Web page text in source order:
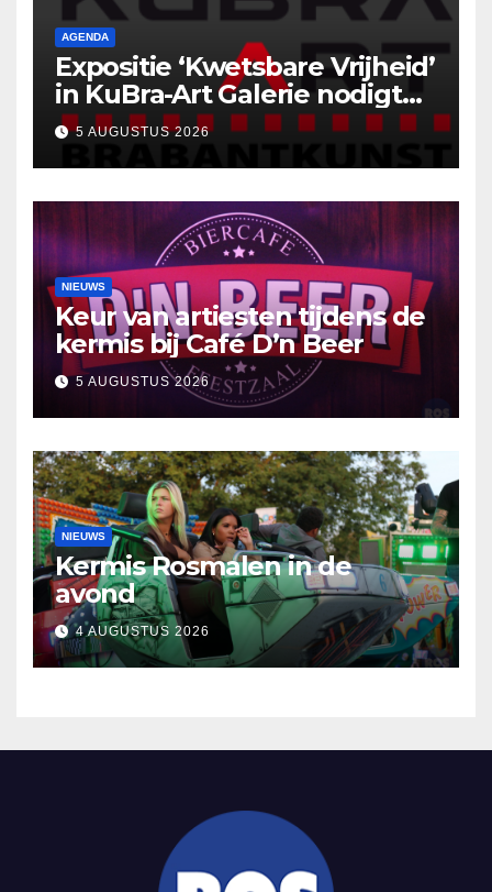
AGENDA
Expositie ‘Kwetsbare Vrijheid’
in KuBra-Art Galerie nodigt
uit tot ontmoeting en
reflectie
5 AUGUSTUS 2026
NIEUWS
Keur van artiesten tijdens de
kermis bij Café D’n Beer
5 AUGUSTUS 2026
NIEUWS
Kermis Rosmalen in de
avond
4 AUGUSTUS 2026